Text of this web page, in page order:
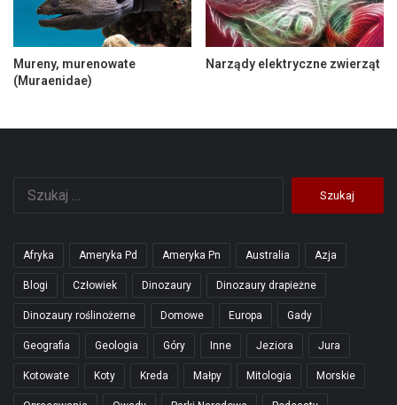
Mureny, murenowate
(Muraenidae)
Narządy elektryczne zwierząt
Afryka Ameryka Pd Ameryka Pn Australia Azja
Blogi Człowiek Dinozaury Dinozaury drapieżne
Dinozaury roślinożerne Domowe Europa Gady
Geografia Geologia Góry Inne Jeziora Jura
Kotowate Koty Kreda Małpy Mitologia Morskie